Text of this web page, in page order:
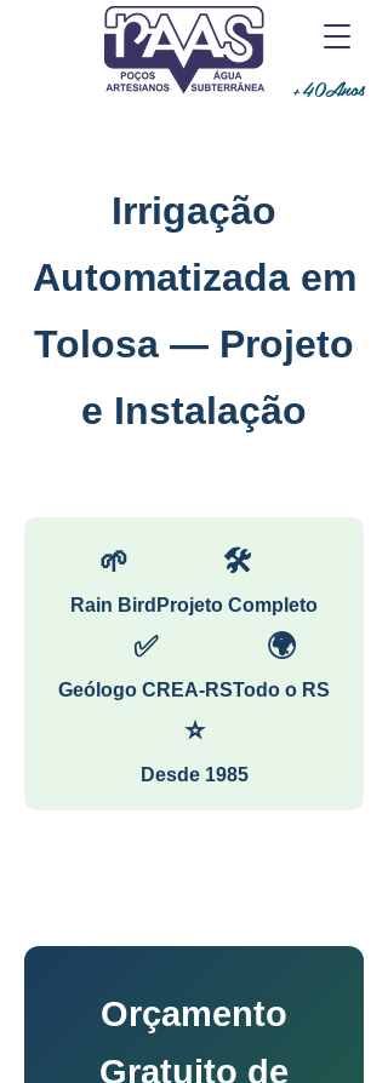
+40Anos
Irrigação
Automatizada em
Tolosa — Projeto
e Instalação
🌱
Rain Bird
🛠
Projeto Completo
✅
Geólogo CREA-RS
🌍
Todo o RS
⭐
Desde 1985
Orçamento
Gratuito de